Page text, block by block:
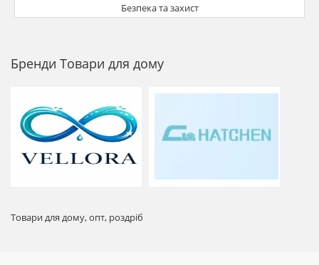
Безпека та захист
Бренди Товари для дому
Товари для дому, опт, роздріб